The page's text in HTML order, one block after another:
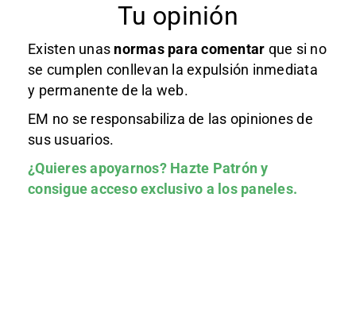
Tu opinión
Existen unas normas para comentar que si no
se cumplen conllevan la expulsión inmediata
y permanente de la web.
EM no se responsabiliza de las opiniones de
sus usuarios.
¿Quieres apoyarnos? Hazte Patróny
consigue acceso exclusivo a los paneles.